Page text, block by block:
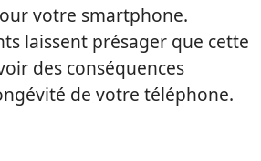
votre smartphone.
laissent présager que cette
des conséquences
de votre téléphone.